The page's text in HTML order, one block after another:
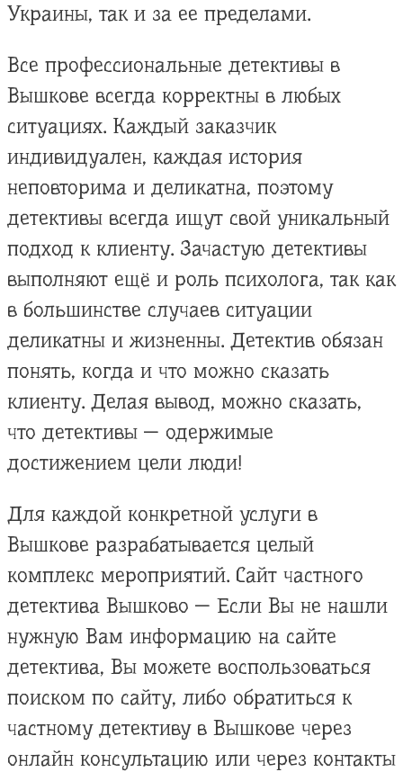
Украины, так и за ее пределами.
Все профессиональные детективы в
Вышкове всегда корректны в любых
ситуациях. Каждый заказчик
индивидуален, каждая история
неповторима и деликатна, поэтому
детективы всегда ищут свой уникальный
подход к клиенту. Зачастую детективы
выполняют ещё и роль психолога, так как
в большинстве случаев ситуации
деликатны и жизненны. Детектив обязан
понять, когда и что можно сказать
клиенту. Делая вывод, можно сказать,
что детективы — одержимые
достижением цели люди!
Для каждой конкретной услуги в
Вышкове разрабатывается целый
комплекс мероприятий. Сайт частного
детектива Вышково — Если Вы не нашли
нужную Вам информацию на сайте
детектива, Вы можете воспользоваться
поиском по сайту, либо обратиться к
частному детективу в Вышкове через
онлайн консультацию или через контакты